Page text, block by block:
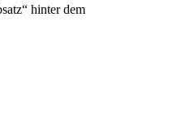
hinter dem